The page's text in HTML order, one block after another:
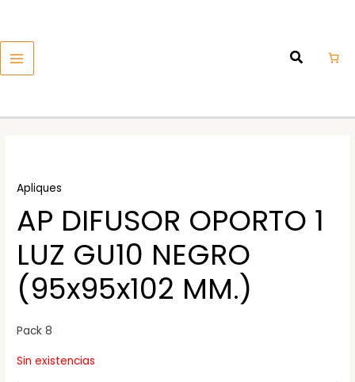
MENU
Apliques
AP DIFUSOR OPORTO 1
LUZ GU10 NEGRO
(95x95x102 MM.)
Pack 8
Sin existencias